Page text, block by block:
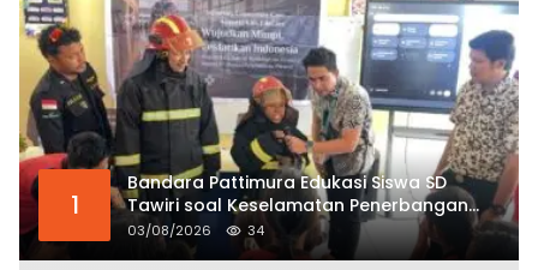
1
Bandara Pattimura Edukasi Siswa SD
Tawiri soal Keselamatan Penerbangan
dan Bahaya Bermain Layang-layang di
KKOP
03/08/2026 34